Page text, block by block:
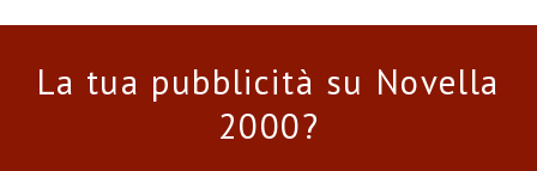
La tua pubblicità su Novella
2000?